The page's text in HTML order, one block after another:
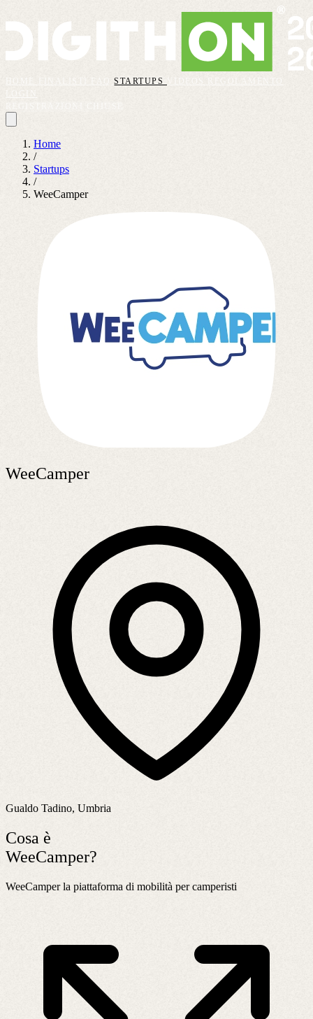
FAQSTARTUPS VIDEOS
REGOLAMENTO
Home
/
Startups
/
WeeCamper
WeeCamper
Gualdo Tadino, Umbria
Cosa è
WeeCamper?
WeeCamper la piattaforma di mobilità per camperisti